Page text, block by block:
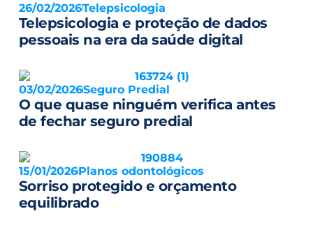
26/02/2026Telepsicologia
Telepsicologia e proteção de dados
pessoais na era da saúde digital
03/02/2026Seguro Predial
O que quase ninguém verifica antes
de fechar seguro predial
15/01/2026Planos odontológicos
Sorriso protegido e orçamento
equilibrado